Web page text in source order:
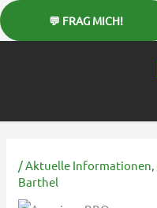
/ Aktuelle Informationen
Barthel